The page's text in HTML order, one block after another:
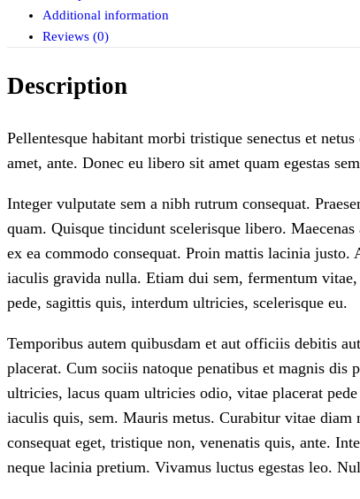
Additional information
Reviews (0)
Description
Pellentesque habitant morbi tristique senectus et
amet, ante. Donec eu libero sit amet quam egestas
Integer vulputate sem a nibh rutrum consequat.
quam. Quisque tincidunt scelerisque libero.
ex ea commodo consequat. Proin mattis lacinia
iaculis gravida nulla. Etiam dui sem, fermentum
pede, sagittis quis, interdum ultricies, scelerisque eu.
Temporibus autem quibusdam et aut officiis debitis
placerat. Cum sociis natoque penatibus et magnis
ultricies, lacus quam ultricies odio, vitae placerat
iaculis quis, sem. Mauris metus. Curabitur vitae
consequat eget, tristique non, venenatis quis, ante.
neque lacinia pretium. Vivamus luctus egestas leo.